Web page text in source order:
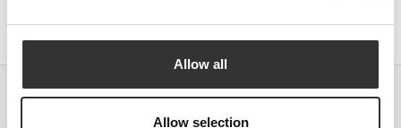
Allow all
Allow selection
Footish
Footish grundades i Uppsala 2007 av barndomsvännerna Martin